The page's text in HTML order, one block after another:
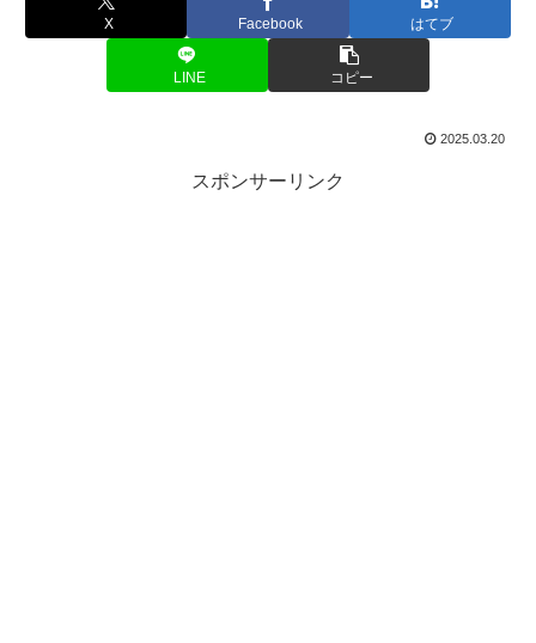
X Facebook はてブ
LINE コピー
2025.03.20
スポンサーリンク